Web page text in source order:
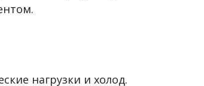
нагрузки и холод.